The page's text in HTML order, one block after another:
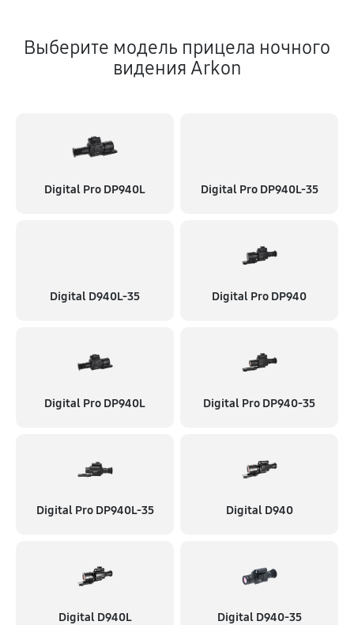
Выберите модель прицела ночного
видения Arkon
Digital Pro DP940L Digital Pro DP940L-35
Digital D940L-35 Digital Pro DP940
Digital Pro DP940L Digital Pro DP940-35
Digital Pro DP940L-35 Digital D940
Digital D940L Digital D940-35